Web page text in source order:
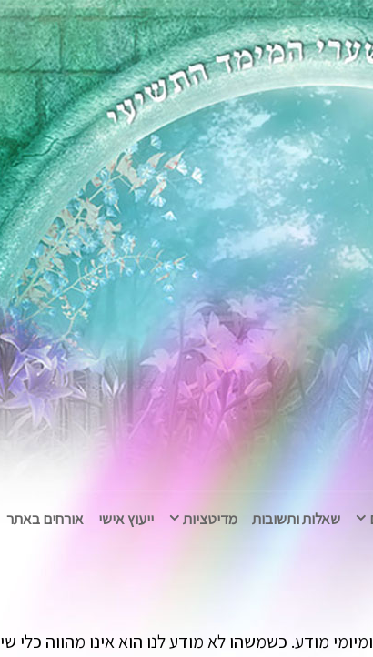
שאלות ותשובות מדיטציות ייעוץ אישי אורחים באתר
מודע. כשמשהו לא מודע לנו הוא אינו מהווה כלי